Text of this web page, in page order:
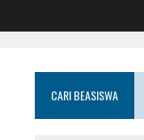
CARI BEASISWA